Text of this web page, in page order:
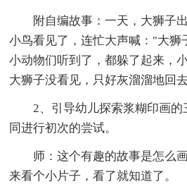
附自编故事：一天，大狮子
小鸟看见了，连忙大声喊："大狮
小动物们听到了，都躲了起来，
大狮子没看见，只好灰溜溜地回去
2、引导幼儿探索浆糊印画
同进行初次的尝试。
师：这个有趣的故事是怎么
来看个小片子，看了就知道了。